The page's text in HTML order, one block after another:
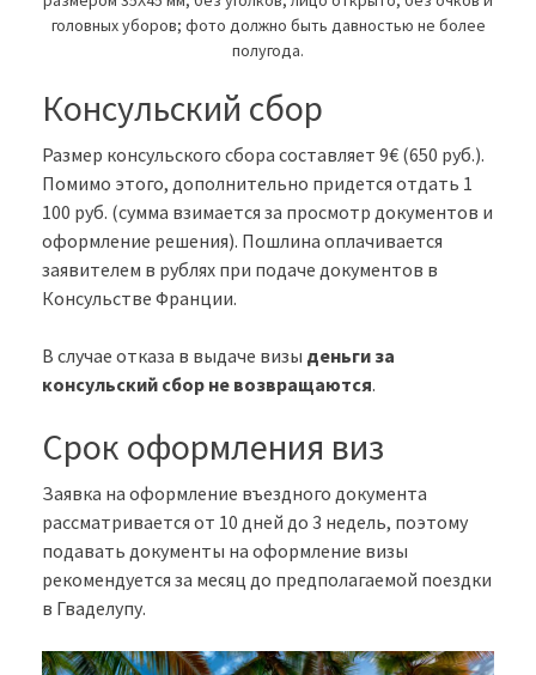
головных уборов; фото должно быть давностью не более
полугода.
Консульский сбор
Размер консульского сбора составляет 9€ (650 руб.).
Помимо этого, дополнительно придется отдать 1
100 руб. (сумма взимается за просмотр документов и
оформление решения). Пошлина оплачивается
заявителем в рублях при подаче документов в
Консульстве Франции.
В случае отказа в выдаче визы деньги за
консульский сбор не возвращаются.
Срок оформления виз
Заявка на оформление въездного документа
рассматривается от 10 дней до 3 недель, поэтому
подавать документы на оформление визы
рекомендуется за месяц до предполагаемой поездки
в Гваделупу.